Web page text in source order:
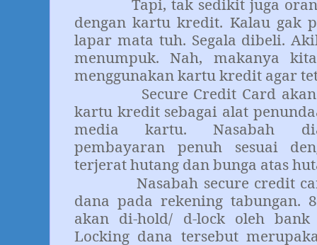
Tapi, tak sedikit juga orang
dengan kartu kredit. Kalau gak
lapar mata tuh. Segala dibeli.
menumpuk. Nah, makanya
menggunakan kartu kredit agar
Secure Credit Card akan
kartu kredit sebagai alat
media kartu. Nasabah
pembayaran penuh sesuai
terjerat hutang dan bunga atas
Nasabah secure credit
dana pada rekening tabungan.
akan di-hold/ d-lock oleh
Locking dana tersebut